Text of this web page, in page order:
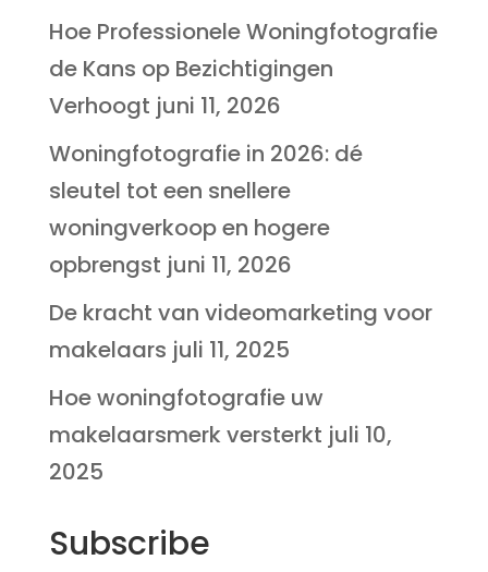
Hoe Professionele Woningfotografie
de Kans op Bezichtigingen
Verhoogt juni 11, 2026
Woningfotografie in 2026: dé
sleutel tot een snellere
woningverkoop en hogere
opbrengst juni 11, 2026
De kracht van videomarketing voor
makelaars juli 11, 2025
Hoe woningfotografie uw
makelaarsmerk versterkt juli 10,
2025
Subscribe